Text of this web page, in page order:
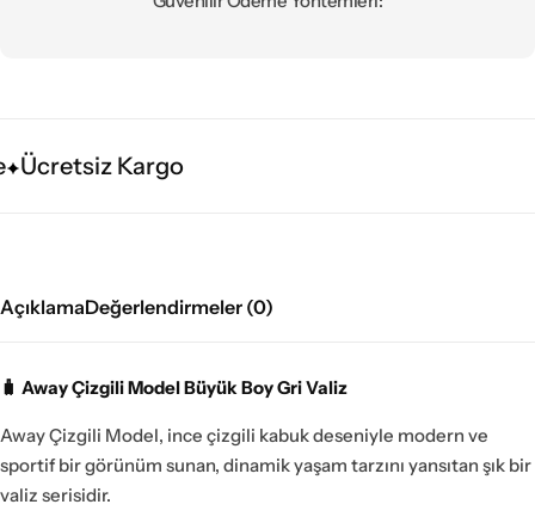
Ücretsiz Kargo
AçıklamaDeğerlendirmeler (0)
🧳 Away Çizgili Model Büyük Boy Gri Valiz
Away Çizgili Model, ince çizgili kabuk deseniyle modern ve
sportif bir görünüm sunan, dinamik yaşam tarzını yansıtan şık bir
valiz serisidir.